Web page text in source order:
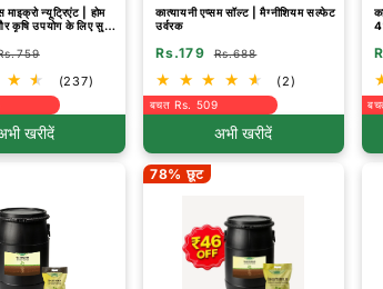
माइक्रो न्यूट्रिएंट | होम
और कृषि उपयोग के लिए सुपर
(237)
खरीदें
कात्यायनी एप्सम सॉल्ट | मैग्नीशियम सल्फेट
उर्वरक
Rs.179 Rs.688
(2)
बचत Rs. 509
अभी खरीदें
78% छूट